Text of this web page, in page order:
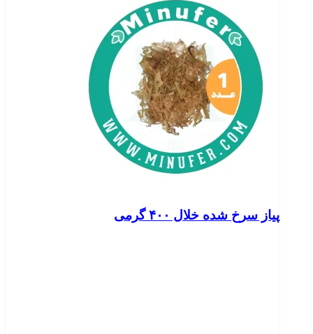
پیاز سرخ شده خلال ۴۰۰ گرمی